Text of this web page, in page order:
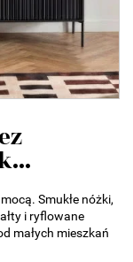
Smukłe nóżki,
i ryflowane
małych mieszkań